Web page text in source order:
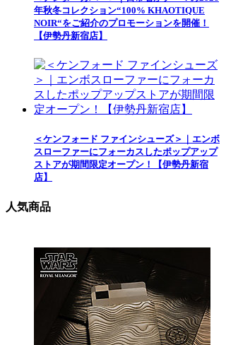
年秋冬コレクション“100% KHAOTIQUE
NOIR“をご紹介のプロモーションを開催！
【伊勢丹新宿店】
＜ケンフォード ファインシューズ＞｜エンボ
スローファーにフォーカスしたポップアップ
ストアが期間限定オープン！【伊勢丹新宿
店】
人気商品